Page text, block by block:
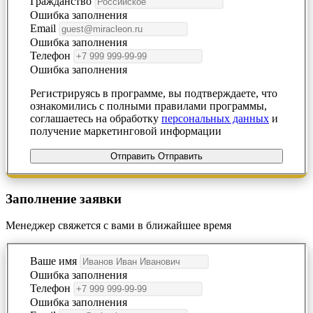
Ошибка заполнения
Email
Ошибка заполнения
Телефон
Ошибка заполнения
Регистрируясь в программе, вы подтверждаете, что
ознакомились с полными правилами программы,
соглашаетесь на обработку персональных данных и
получение маркетинговой информации
Отправить Отправить
Заполнение заявки
Менеджер свяжется с вами в ближайшее время
Ваше имя
Ошибка заполнения
Телефон
Ошибка заполнения